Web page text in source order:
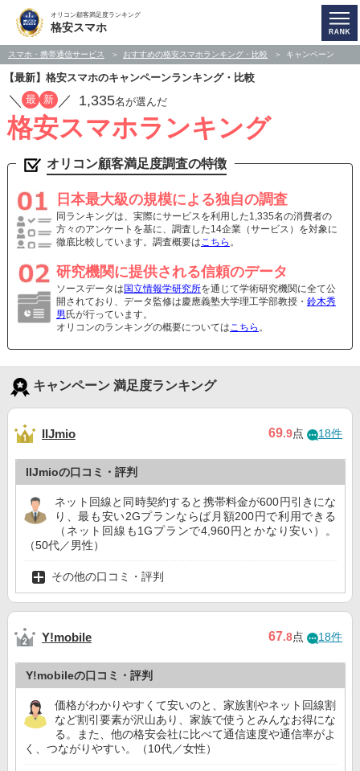
オリコン顧客満足度ランキング
格安スマホ
スマホ・携帯通信サービス おすすめの格安スマホランキング・比較 キャンペーン
【最新】格安スマホのキャンペーンランキング・比較
／ 最 新 ／ 1,335名が選んだ
格安スマホランキング
オリコン顧客満足度調査の特徴
日本最大級の規模による独自の調査
同ランキングは、実際にサービスを利用した1,335名の消費者の
方々のアンケートを基に、調査した14企業（サービス）を対象に
徹底比較しています。調査概要はこちら 。
研究機関に提供される信頼のデータ
ソースデータは 国立情報学研究所を通じて学術研究機関に全て公
開されており、データ監修は慶應義塾大学理工学部教授・ 鈴木秀
男 氏が行っています。
オリコンのランキングの概要についてはこちら 。
キャンペーン 満足度ランキング
IIJmio 69.9点 18件
IIJmioの口コミ・評判
ネット回線と同時契約すると携帯料金が600円引きにな
り、最も安い2Gプランならば月額200円で利用できる
（ネット回線も1Gプランで4,960円とかなり安い）。
（50代／男性）
その他の口コミ・評判
Y!mobile 67.8点 18件
Y!mobileの口コミ・評判
価格がわかりやすくて安いのと、家族割やネット回線割
など割引要素が沢山あり、家族で使うとみんなお得にな
る。また、他の格安会社に比べて通信速度や通信率がよ
く、つながりやすい。（10代／女性）